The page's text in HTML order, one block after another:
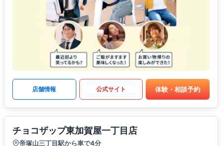
店舗情報 公式サイト 体験・相談予約
チョコザップ東加賀屋一丁目店
帝塚山三丁目駅から車で4分